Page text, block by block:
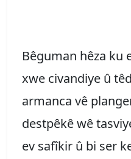
Bêguman hêza ku
xwe civandiye û
armanca vê
destpêkê wê
ev safîkir û bi ser